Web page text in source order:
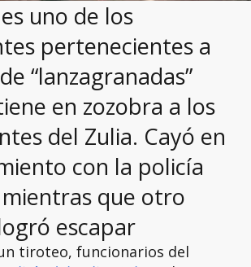
es uno de los
pertenecientes a
“lanzagranadas”
en zozobra a los
del Zulia. Cayó en
con la policía
que otro
escapar
tiroteo, funcionarios del